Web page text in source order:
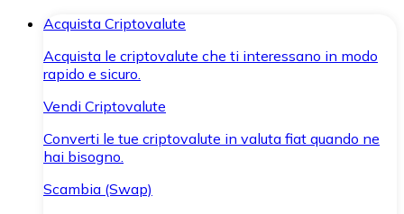
Acquista Criptovalute
Acquista le criptovalute che ti interessano in modo
rapido e sicuro.
Vendi Criptovalute
Converti le tue criptovalute in valuta fiat quando ne
hai bisogno.
Scambia (Swap)